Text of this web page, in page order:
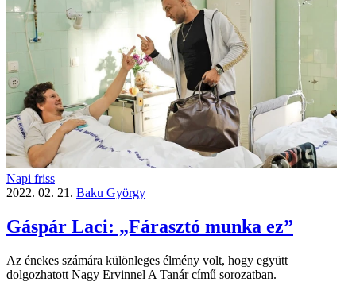
Napi friss
2022. 02. 21. Baku György
Gáspár Laci: „Fárasztó munka ez”
Az énekes számára különleges élmény volt, hogy együtt
dolgozhatott Nagy Ervinnel A Tanár című sorozatban.